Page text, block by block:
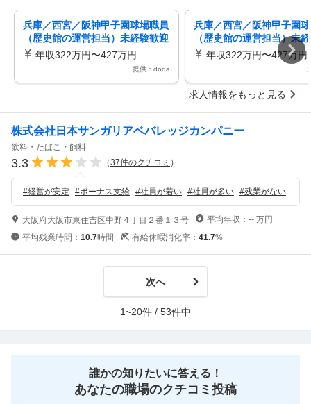
兵庫／西宮／阪神甲子園球場職員
（歴史館の運営担当）未経験歓迎
／正社員登用あり／阪急阪神グル
年収322万円〜427万円
提供：doda
兵庫／西宮／阪神甲子園
（歴史館の運営担当）未
／正社員登用あり／阪急
年収322万円〜427万円
求人情報をもっと見る
株式会社日本サンガリアベバレッジカンパニー
飲料・たばこ・飼料
3.3 （37件のクチコミ ）
#経営が安定 #ボーナス支給 #社員が若い #社員が多い #残業がない
大阪府大阪市東住吉区中野４丁目２番１３号 平均年収： -- 万円
平均残業時間： 10.7時間 有給休暇消化率： 41.7%
次へ
1~20件 / 53件中
誰かの知りたいに答える！
あなたの職場のクチコミ投稿